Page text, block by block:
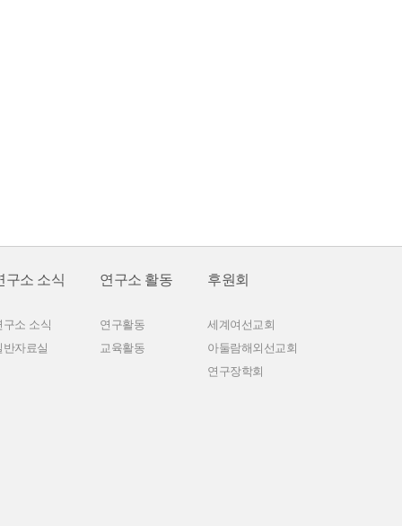
구소 소식
구소 소식
반자료실
연구소 활동
연구활동
교육활동
후원회
세계여선교회
아둘람해외선교회
연구장학회